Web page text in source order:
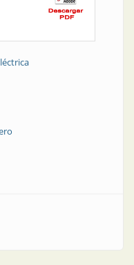
| Montero es parte del futuro